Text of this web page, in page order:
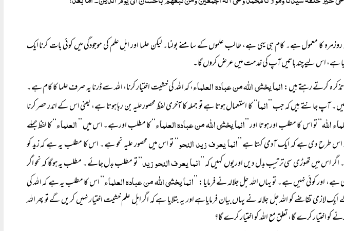
کا معمول ہے۔ کام ہی یہی ہے، طالب علموں کے سامنے بولنا۔ لیکن علما اور اہل علم کی موجودگی میں کوئی بات کرنا ایک
گیا ہے، اس لیے چند باتیں آپ کی خدمت میں عرض کروں گا۔
ہ کرتے رہتے ہیں:انما یخشی اللہ من عبادہ العلماء، کہ اللہ کی خشیت اختیار کرنا، اللہ سے ڈرنا یہ صرف علما کا کام ہے۔
آپ جانتے ہیں کہ جب ’’ انما‘‘ کا استعمال ہوتا ہے تو جملہ کا آخری لفظ محصورعلیہ بن رہا ہوتا ہے، یعنی اس کے اندر حصر کرنا
اللہ‘‘ تو اس کا مطلب اور ہوتا اور ’’ انما یخشی اللہ من عبادہ العلماء‘‘ کا مطلب اورہے۔ اس میں ’’ العلماء‘‘ کا لفظ جملے
طرح دی ہے کہ ایک آدمی کہتا ہے ’’ انما یعرف زید النحو‘‘ تو اس میں محصور علیہ نحو ہے۔ اس کا مطلب یہ ہے کہ زید کو
اس میں تھوڑی سی ترتیب بدل دیں اور یوں کہیں کہ ’’ انما یعرف النحو زید‘‘ تو مطلب بدل جائے۔ مطلب یہ ہوگا کہ نحو اگر
اور کوئی نہیں ہے۔ تو یہاں اللہ جل جلالہ نے فرمایا: ’’ انما یخشی اللہ من عبادہ العلماء‘‘ اس کا مطلب یہ ہے کہ اللہ کی
لازمی تقاضے کو اللہ جل جلالہ نے یہاں بیان فرمایاہے اور یہ بتلایا ہے کہ اگر اہل علم خشیت اختیار نہیں کر یں گے تو پھر اللہ
اختیار کرے گا، تعلق مع اللہ کو اختیار کرے گا؟